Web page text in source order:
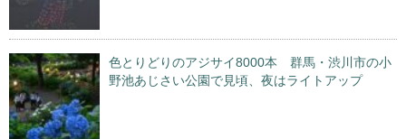
色とりどりのアジサイ8000本 群馬・渋川市の小
野池あじさい公園で見頃、夜はライトアップ